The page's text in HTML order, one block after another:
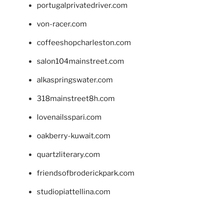
portugalprivatedriver.com
von-racer.com
coffeeshopcharleston.com
salon104mainstreet.com
alkaspringswater.com
318mainstreet8h.com
lovenailsspari.com
oakberry-kuwait.com
quartzliterary.com
friendsofbroderickpark.com
studiopiattellina.com